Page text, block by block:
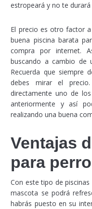
estropeará y no te
El precio es otro factor
buena piscina barata
compra por internet.
buscando a cambio de
Recuerda que siempre
debes mirar el
directamente uno de
anteriormente y así
realizando una buena
Ventajas
para
Con este tipo de
mascota se podrá
habrás puesto en su